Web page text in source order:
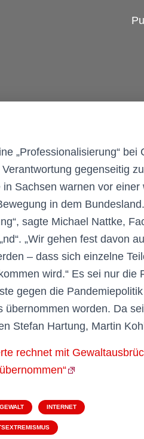
„Professionalisierung“
gegenseitig
Sachsen warnen vor
in dem
sagte Michael Nattke,
„Wir gehen fest davon
– dass sich einzelne
wird.“ Es sei nur
gegen die
übernommen worden. Da
Stefan Hartung, Martin
rechnet mit
GEWALT INTERNET